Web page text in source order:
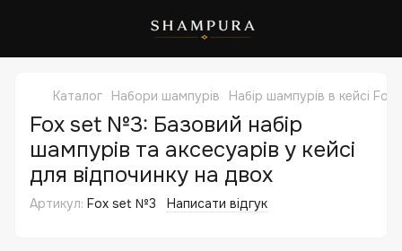
Каталог Набори шампурів Набір шампурів в кейсі
Fox set №3: Базовий набір
шампурів та аксесуарів у кейсі
для відпочинку на двох
Артикул: Fox set №3 Написати відгук